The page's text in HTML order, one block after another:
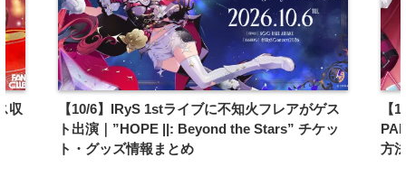
収
【10/6】IRyS 1stライブに不知火フレアがゲス
ト出演｜”HOPE ||: Beyond the Stars” チケッ
ト・グッズ情報まとめ
【
方